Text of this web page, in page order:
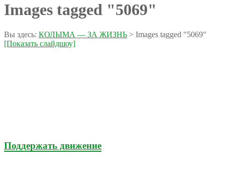
Images tagged "5069"
Вы здесь: КОЛЫМА — ЗА ЖИЗНЬ > Images tagged "5069"
[Показать слайдшоу]
Поддержать движение